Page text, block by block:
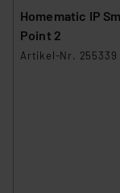
Homematic IP
Point 2
Artikel-Nr. 255339